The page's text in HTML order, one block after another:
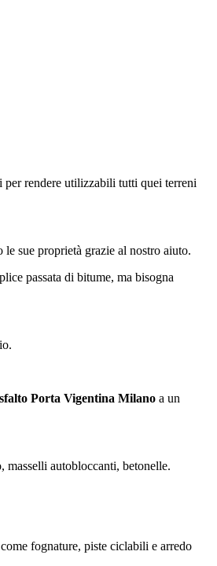
per rendere utilizzabili tutti quei terreni
sue proprietà grazie al nostro aiuto.
passata di bitume, ma bisogna
Porta Vigentina Milano a un
masselli autobloccanti, betonelle.
fognature, piste ciclabili e arredo